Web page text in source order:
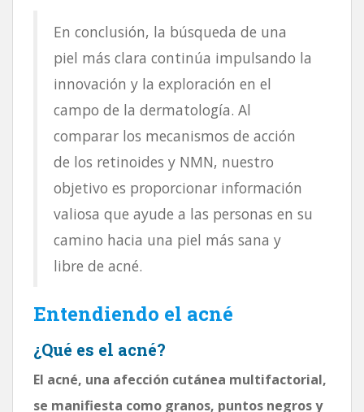
En conclusión, la búsqueda de una
piel más clara continúa impulsando la
innovación y la exploración en el
campo de la dermatología. Al
comparar los mecanismos de acción
de los retinoides y NMN, nuestro
objetivo es proporcionar información
valiosa que ayude a las personas en su
camino hacia una piel más sana y
libre de acné.
Entendiendo el acné
¿Qué es el acné?
El acné, una afección cutánea multifactorial,
se manifiesta como granos, puntos negros y